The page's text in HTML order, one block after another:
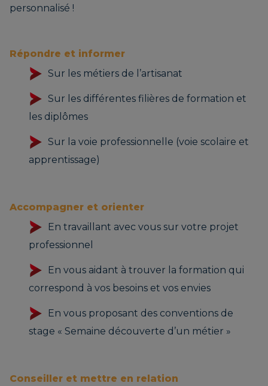
personnalisé !
Répondre et informer
Sur les métiers de l’artisanat
Sur les différentes filières de formation et
les diplômes
Sur la voie professionnelle (voie scolaire et
apprentissage)
Accompagner et orienter
En travaillant avec vous sur votre projet
professionnel
En vous aidant à trouver la formation qui
correspond à vos besoins et vos envies
En vous proposant des conventions de
stage « Semaine découverte d’un métier »
Conseiller et mettre en relation